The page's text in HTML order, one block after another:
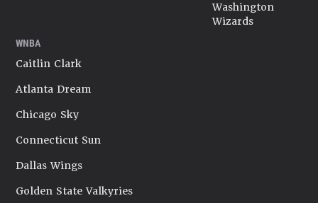
Washington
Wizards
WNBA
Caitlin Clark
Atlanta Dream
Chicago Sky
Connecticut Sun
Dallas Wings
Golden State Valkyries